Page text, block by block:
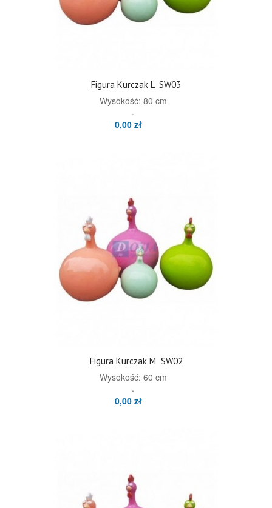
Figura Kurczak L SW03
Wysokość: 80 cm
.
0,00 zł
Figura Kurczak M SW02
Wysokość: 60 cm
.
0,00 zł